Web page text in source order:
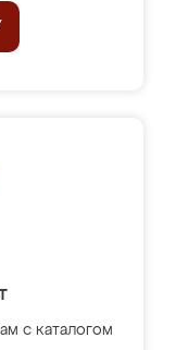
с каталогом